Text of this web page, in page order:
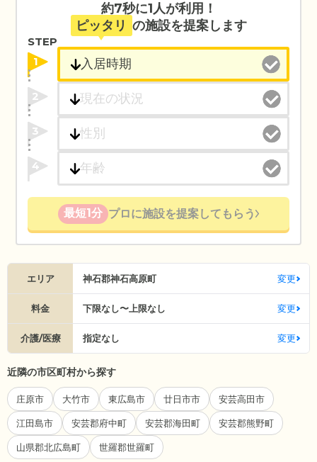
約7秒に1人が利用！
ピッタリ の施設を提案します
STEP
1
2
3
4
最短1分 プロに施設を提案してもらう
エリア 神石郡神石高原町 変更
料金 下限なし〜上限なし 変更
介護/医療 指定なし 変更
近隣の市区町村から探す
庄原市 大竹市 東広島市 廿日市市 安芸高田市
江田島市 安芸郡府中町 安芸郡海田町 安芸郡熊野町
山県郡北広島町 世羅郡世羅町